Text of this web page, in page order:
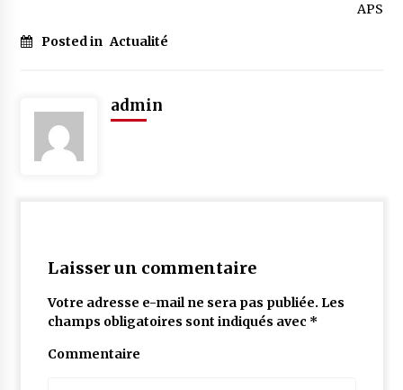
APS
Posted in Actualité
admin
Laisser un commentaire
Votre adresse e-mail ne sera pas publiée. Les
champs obligatoires sont indiqués avec *
Commentaire